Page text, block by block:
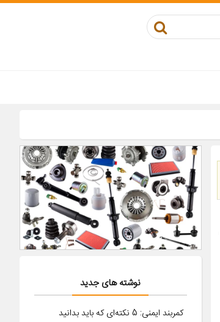
نوشته های جدید
کمربند ایمنی: 5 نکته‌ای که باید بدانید